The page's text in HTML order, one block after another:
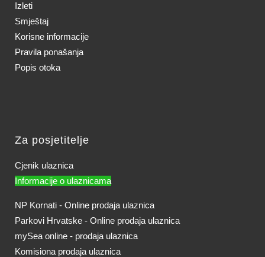
Izleti
Smještaj
Korisne informacije
Pravila ponašanja
Popis otoka
Za posjetitelje
Cjenik ulaznica
Informacije o ulaznicama
NP Kornati - Online prodaja ulaznica
Parkovi Hrvatske - Online prodaja ulaznica
mySea online - prodaja ulaznica
Komisiona prodaja ulaznica